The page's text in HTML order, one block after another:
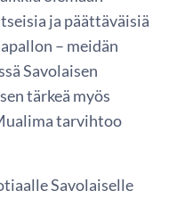
ja päättäväisiä
– meidän
Savolaisen
tärkeä myös
tarvihtoo
Savolaiselle